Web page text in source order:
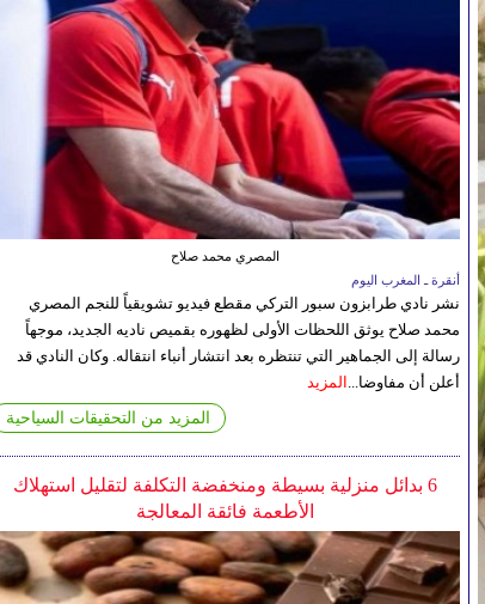
المصري محمد صلاح
أنقرة ـ المغرب اليوم
نشر نادي طرابزون سبور التركي مقطع فيديو تشويقياً للنجم المصري
محمد صلاح يوثق اللحظات الأولى لظهوره بقميص ناديه الجديد، موجهاً
رسالة إلى الجماهير التي تنتظره بعد انتشار أنباء انتقاله. وكان النادي قد
أعلن أن مفاوضا...
المزيد
المزيد من التحقيقات السياحية
6 بدائل منزلية بسيطة ومنخفضة التكلفة لتقليل استهلاك
الأطعمة فائقة المعالجة